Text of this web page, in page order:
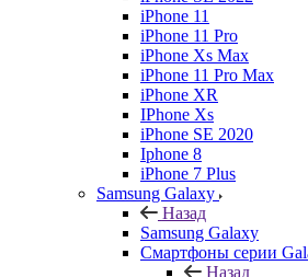
iPhone 11
iPhone 11 Pro
iPhone Xs Max
iPhone 11 Pro Max
iPhone XR
IPhone Xs
iPhone SE 2020
Iphone 8
iPhone 7 Plus
Samsung Galaxy
Назад
Samsung Galaxy
Смартфоны серии
Назад